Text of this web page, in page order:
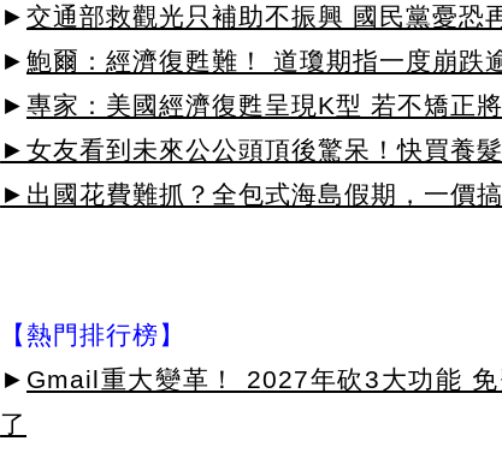
► 交通部救觀光只補助不振興 國民黨憂恐
► 鮑爾：經濟復甦難！ 道瓊期指一度崩跌
► 專家：美國經濟復甦呈現K型 若不矯正
►女友看到未來公公頭頂後驚呆！快買養
►出國花費難抓？全包式海島假期，一價搞
【熱門排行榜】
► Gmail重大變革！ 2027年砍3大功能
了